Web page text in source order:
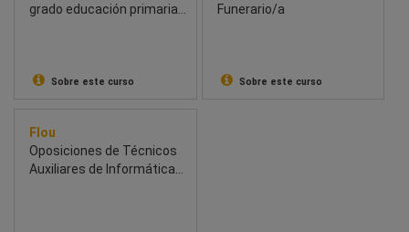
grado educación primaria,
Sobre este curso
Funerario/a
Sobre este curso
Flou
Oposiciones de Técnicos
Auxiliares de Informática